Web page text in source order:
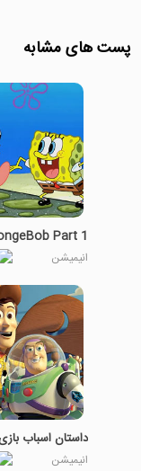
پست های مشابه
Part 1
انیمیشن
انیمیشن